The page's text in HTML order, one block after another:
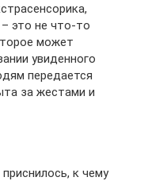
это не что-то
может
увиденного
передается
за жестами и
приснилось, к чему